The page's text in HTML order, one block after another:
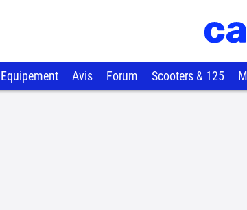
Equipement Avis Forum Scooters & 125